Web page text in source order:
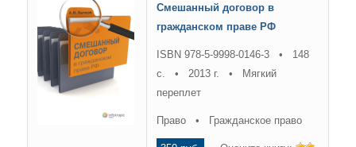
Смешанный договор в
гражданском праве РФ
ISBN 978-5-9998-0146-3 • 148
с. • 2013 г. • Мягкий
переплет
Право • Гражданское право